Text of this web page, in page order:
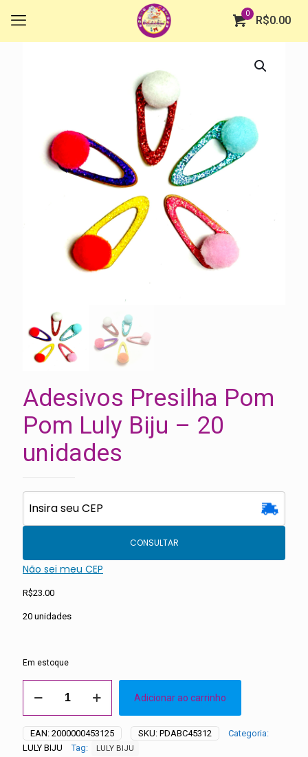
0
R$0.00
Adesivos Presilha Pom
Pom Luly Biju – 20
unidades
CONSULTAR
Não sei meu CEP
R$23.00
20 unidades
Em estoque
Presilha
Pom
Luly
Biju
Adicionar ao carrinho
EAN: 2000000453125 SKU: PDABC45312
Categoria:
LULY BIJU
Tag: LULY BIJU